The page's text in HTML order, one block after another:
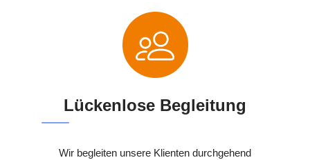
Lückenlose Begleitung
Wir begleiten unsere Klienten durchgehend